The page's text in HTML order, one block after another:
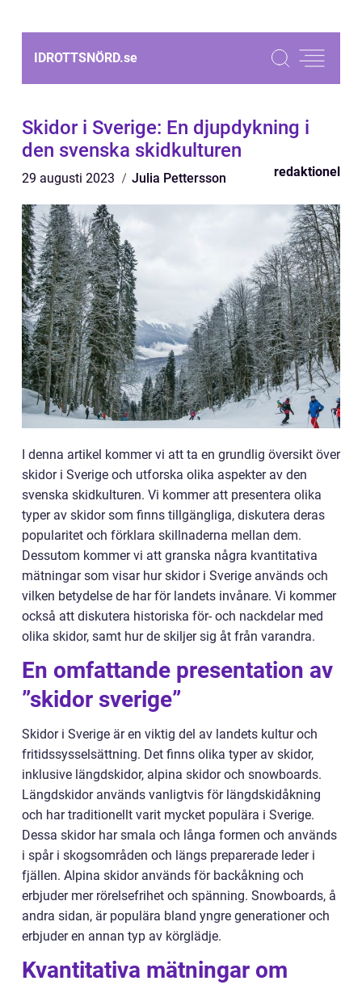
IDROTTSNÖRD.se
Skidor i Sverige: En djupdykning i
den svenska skidkulturen
29 augusti 2023 Julia Pettersson redaktionel
I denna artikel kommer vi att ta en grundlig översikt över
skidor i Sverige och utforska olika aspekter av den
svenska skidkulturen. Vi kommer att presentera olika
typer av skidor som finns tillgängliga, diskutera deras
popularitet och förklara skillnaderna mellan dem.
Dessutom kommer vi att granska några kvantitativa
mätningar som visar hur skidor i Sverige används och
vilken betydelse de har för landets invånare. Vi kommer
också att diskutera historiska för- och nackdelar med
olika skidor, samt hur de skiljer sig åt från varandra.
En omfattande presentation av
”skidor sverige”
Skidor i Sverige är en viktig del av landets kultur och
fritidssysselsättning. Det finns olika typer av skidor,
inklusive längdskidor, alpina skidor och snowboards.
Längdskidor används vanligtvis för längdskidåkning
och har traditionellt varit mycket populära i Sverige.
Dessa skidor har smala och långa formen och används
i spår i skogsområden och längs preparerade leder i
fjällen. Alpina skidor används för backåkning och
erbjuder mer rörelsefrihet och spänning. Snowboards, å
andra sidan, är populära bland yngre generationer och
erbjuder en annan typ av körglädje.
Kvantitativa mätningar om